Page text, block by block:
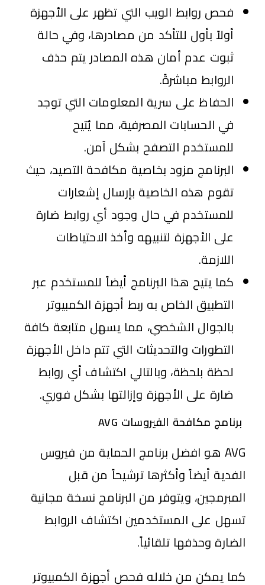
فحص روابط الويب التي تظهر على الأجهزة
أولاً بأول للتأكد من مصادرها، وفي حالة
ثبوت عدم أمان هذه المصادر يتم حذف
الروابط مباشرةً.
الحفاظ على سرية المعلومات التي توجد
في الحسابات المصرفية، مما يُتيح
للمستخدم التصفح بشكل آمن.
البرنامج مزود بخاصية مكافحة التصيد، حيث
تقوم هذه الخاصية بإرسال إشعارات
للمستخدم في حال وجود أي روابط ضارة
على الأجهزة لتنبيهه وأخذ الاحتياطات
اللازمة.
كما يتيح هذا البرنامج أيضاً للمستخدم عبر
التطبيق الخاص به ربط أجهزة الكمبيوتر
بالجوال الشخصي، مما يسهل متابعة كافة
التطورات والتحديثات التي تتم داخل الأجهزة
لحظة بلحظة، وبالتالي اكتشاف أي روابط
ضارة على الأجهزة وإزالتها بشكل فوري.
برنامج مكافحة الفيروسات AVG
AVG هو افضل برنامج الحماية من فيروس
الفدية أيضاً وأكثرها ترشيحاً من قبل
المبرمجين، ويتوفر من البرنامج نسخة مجانية
تسهل على المستخدمين اكتشاف الروابط
الضارة وحذفها تلقائياً.
كما يمكن من خلاله فحص أجهزة الكمبيوتر